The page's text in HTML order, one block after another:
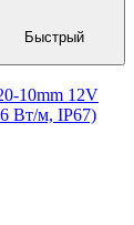
Быстрый
10mm 12V
Вт/м, IP67)